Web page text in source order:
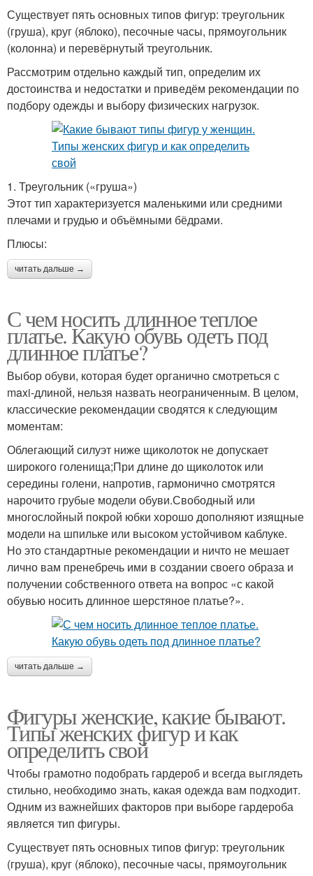
Существует пять основных типов фигур: треугольник
(груша), круг (яблоко), песочные часы, прямоугольник
(колонна) и перевёрнутый треугольник.
Рассмотрим отдельно каждый тип, определим их
достоинства и недостатки и приведём рекомендации по
подбору одежды и выбору физических нагрузок.
1. Треугольник («груша»)
Этот тип характеризуется маленькими или средними
плечами и грудью и объёмными бёдрами.
Плюсы:
читать дальше →
С чем носить длинное теплое
платье. Какую обувь одеть под
длинное платье?
Выбор обуви, которая будет органично смотреться с
maxi-длиной, нельзя назвать неограниченным. В целом,
классические рекомендации сводятся к следующим
моментам:
Облегающий силуэт ниже щиколоток не допускает
широкого голенища;При длине до щиколоток или
середины голени, напротив, гармонично смотрятся
нарочито грубые модели обуви.Свободный или
многослойный покрой юбки хорошо дополняют изящные
модели на шпильке или высоком устойчивом каблуке.
Но это стандартные рекомендации и ничто не мешает
лично вам пренебречь ими в создании своего образа и
получении собственного ответа на вопрос «с какой
обувью носить длинное шерстяное платье?».
читать дальше →
Фигуры женские, какие бывают.
Типы женских фигур и как
определить свой
Чтобы грамотно подобрать гардероб и всегда выглядеть
стильно, необходимо знать, какая одежда вам подходит.
Одним из важнейших факторов при выборе гардероба
является тип фигуры.
Существует пять основных типов фигур: треугольник
(груша), круг (яблоко), песочные часы, прямоугольник